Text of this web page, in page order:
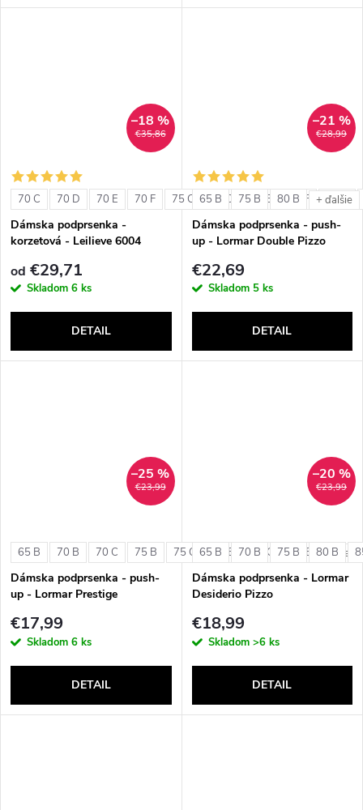
€35,86
–18 %
70 C 70 D 70 E 70 F 75 C 75 D 75 E 75 F 80 C
Dámska podprsenka -
korzetová - Leilieve 6004
od €29,71
Skladom 6 ks
DETAIL
€28,99
–21 %
65 B 75 B 80 B + ďalšie
Dámska podprsenka - push-
up - Lormar Double Pizzo
€22,69
Skladom 5 ks
DETAIL
€23,99
–25 %
65 B 70 B 70 C 75 B 75 C 80 B 80 C 85 B +
Dámska podprsenka - push-
up - Lormar Prestige
€17,99
Skladom 6 ks
DETAIL
€23,99
–20 %
65 B 70 B 75 B 80 B
Dámska podprsenka - Lormar
Desiderio Pizzo
€18,99
Skladom >6 ks
DETAIL